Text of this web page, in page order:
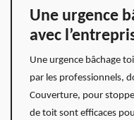
Une urgence
avec
Une urgence bâchage
par les professionnels,
Couverture, pour
de toit sont efficaces